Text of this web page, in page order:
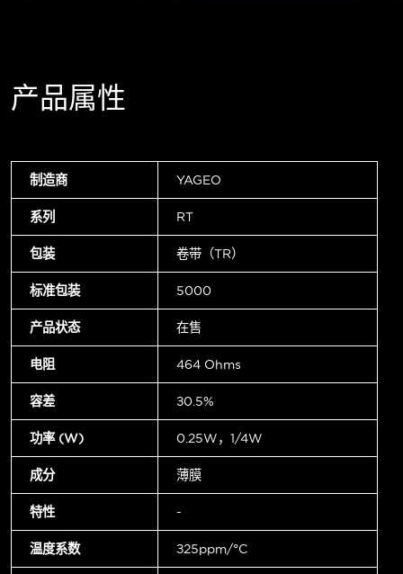
产品属性
制造商 YAGEO
系列 RT
包装 卷带（TR）
标准包装 5000
产品状态 在售
电阻 464 Ohms
容差 ±0.5%
功率 (W) 0.25W，1/4W
成分 薄膜
特性 -
温度系数 ±25ppm/°C